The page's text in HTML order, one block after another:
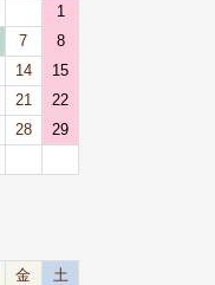
1
7
8
14
15
21
22
28
29
金
土